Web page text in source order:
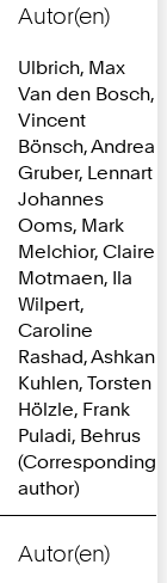
Autor(en)
Ulbrich, Max
Van den Bosch,
Vincent
Bönsch, Andrea
Gruber, Lennart
Johannes
Ooms, Mark
Melchior, Claire
Motmaen, Ila
Wilpert,
Caroline
Rashad, Ashkan
Kuhlen, Torsten
Hölzle, Frank
Puladi, Behrus
(Corresponding
author)
Autor(en)